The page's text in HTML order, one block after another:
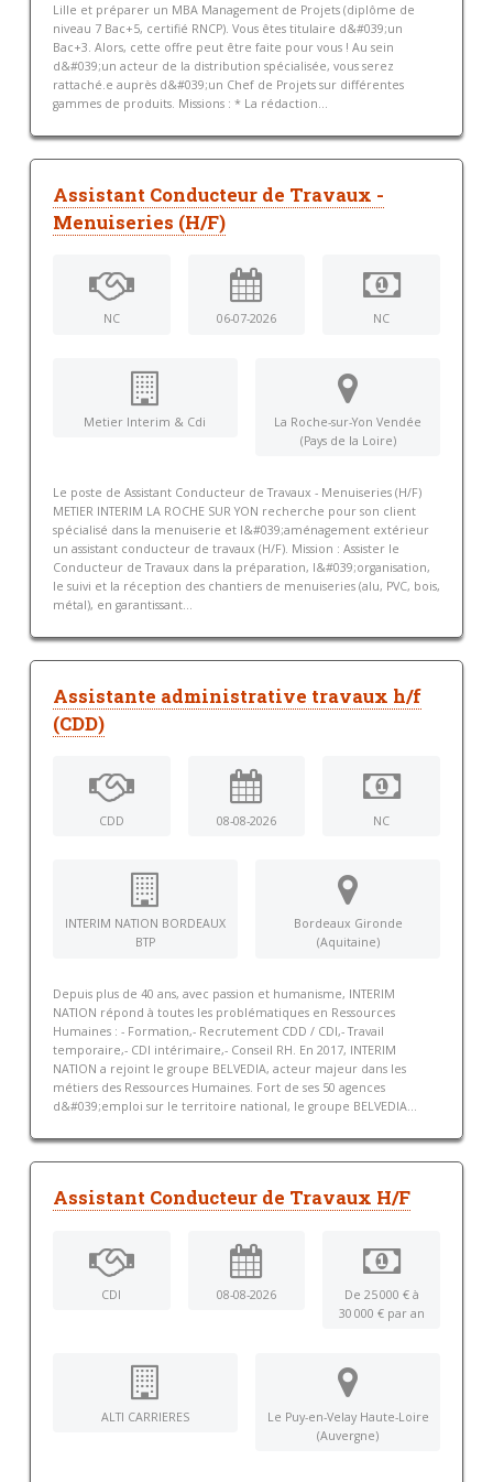
Lille et préparer un MBA Management de Projets (diplôme de
niveau 7 Bac+5, certifié RNCP). Vous êtes titulaire d&#039;un
Bac+3. Alors, cette offre peut être faite pour vous ! Au sein
d&#039;un acteur de la distribution spécialisée, vous serez
rattaché.e auprès d&#039;un Chef de Projets sur différentes
gammes de produits. Missions : * La rédaction...
Assistant Conducteur de Travaux -
Menuiseries (H/F)
NC 06-07-2026 NC
Metier Interim & Cdi
La Roche-sur-Yon Vendée
(Pays de la Loire)
Le poste de Assistant Conducteur de Travaux - Menuiseries (H/F)
METIER INTERIM LA ROCHE SUR YON recherche pour son client
spécialisé dans la menuiserie et l&#039;aménagement extérieur
un assistant conducteur de travaux (H/F). Mission : Assister le
Conducteur de Travaux dans la préparation, l&#039;organisation,
le suivi et la réception des chantiers de menuiseries (alu, PVC, bois,
métal), en garantissant...
Assistante administrative travaux h/f
(CDD)
CDD 08-08-2026 NC
INTERIM NATION BORDEAUX
BTP
Bordeaux Gironde
(Aquitaine)
Depuis plus de 40 ans, avec passion et humanisme, INTERIM
NATION répond à toutes les problématiques en Ressources
Humaines : - Formation,- Recrutement CDD / CDI,- Travail
temporaire,- CDI intérimaire,- Conseil RH. En 2017, INTERIM
NATION a rejoint le groupe BELVEDIA, acteur majeur dans les
métiers des Ressources Humaines. Fort de ses 50 agences
d&#039;emploi sur le territoire national, le groupe BELVEDIA...
Assistant Conducteur de Travaux H/F
CDI 08-08-2026
De 25 000 € à
30 000 € par an
ALTI CARRIERES
Le Puy-en-Velay Haute-Loire
(Auvergne)